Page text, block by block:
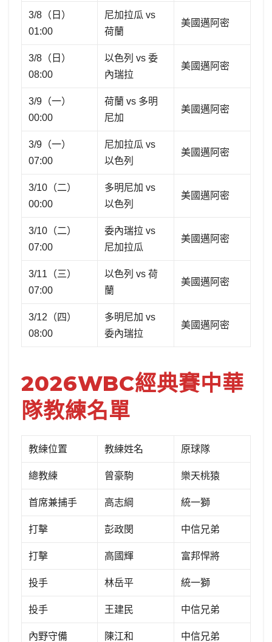
3/8（日）
01:00
尼加拉瓜 vs
荷蘭
美國邁阿密
3/8（日）
08:00
以色列 vs 委
內瑞拉
美國邁阿密
3/9（一）
00:00
荷蘭 vs 多明
尼加
美國邁阿密
3/9（一）
07:00
尼加拉瓜 vs
以色列
美國邁阿密
3/10（二）
00:00
多明尼加 vs
以色列
美國邁阿密
3/10（二）
07:00
委內瑞拉 vs
尼加拉瓜
美國邁阿密
3/11（三）
07:00
以色列 vs 荷
蘭
美國邁阿密
3/12（四）
08:00
多明尼加 vs
委內瑞拉
美國邁阿密
2026WBC經典賽中華
隊教練名單
教練位置 教練姓名 原球隊
總教練 曾豪駒 樂天桃猿
首席兼捕手 高志綱 統一獅
打擊 彭政閔 中信兄弟
打擊 高國輝 富邦悍將
投手 林岳平 統一獅
投手 王建民 中信兄弟
內野守備 陳江和 中信兄弟